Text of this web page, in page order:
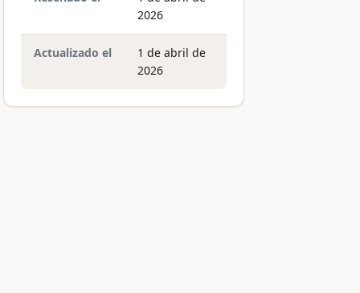
2026
Actualizado el
1 de abril de
2026